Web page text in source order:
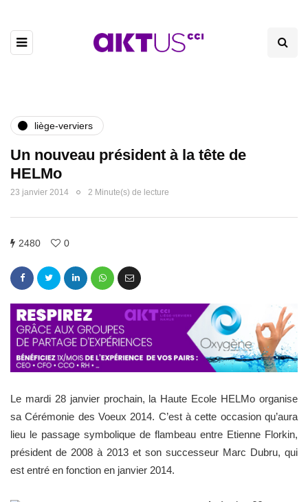
liège-verviers
Un nouveau président à la tête de
HELMo
23 janvier 2014 2 Minute(s) de lecture
2480 0
Le mardi 28 janvier prochain, la Haute Ecole HELMo organise
sa Cérémonie des Voeux 2014. C’est à cette occasion qu’aura
lieu le passage symbolique de flambeau entre Etienne Florkin,
président de 2008 à 2013 et son successeur Marc Dubru, qui
est entré en fonction en janvier 2014.